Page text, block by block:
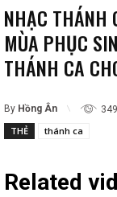
NHẠC THÁNH
MÙA PHỤC
THÁNH CA
By Hồng Ân 349
THẺ thánh ca
Related